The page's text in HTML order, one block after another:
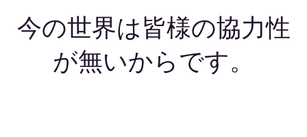
今の世界は皆様の協力性
が無いからです。